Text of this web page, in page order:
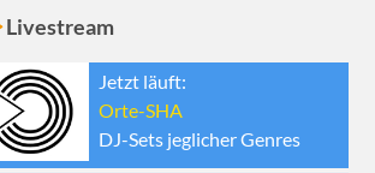
Livestream
Jetzt läuft:
Orte-SHA
DJ-Sets jeglicher Genres